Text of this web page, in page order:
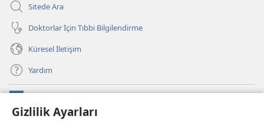
Gizlilik Ayarları
Sitede Ara
Doktorlar İçin Tıbbi Bilgilendirme
Küresel İletişim
Yardım
(yeni
pencere